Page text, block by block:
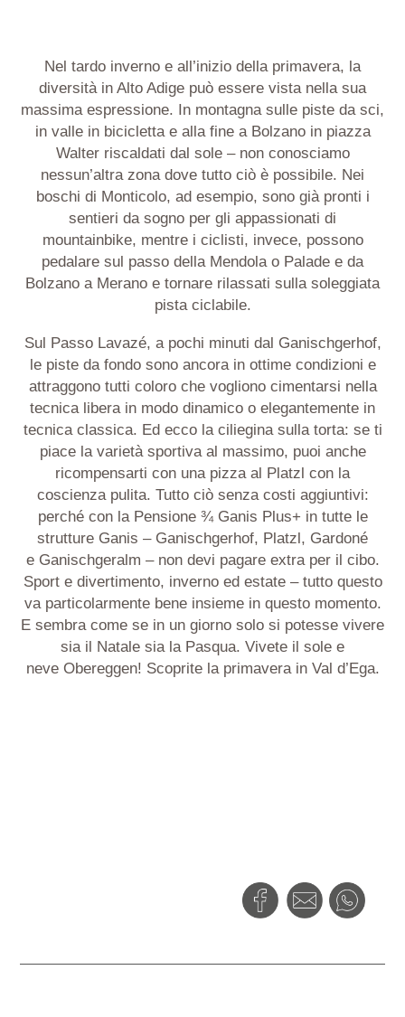
Nel tardo inverno e all’inizio della primavera, la
diversità in Alto Adige può essere vista nella sua
massima espressione. In montagna sulle piste da sci,
in valle in bicicletta e alla fine a Bolzano in piazza
Walter riscaldati dal sole – non conosciamo
nessun’altra zona dove tutto ciò è possibile. Nei
boschi di Monticolo, ad esempio, sono già pronti i
sentieri da sogno per gli appassionati di
mountainbike, mentre i ciclisti, invece, possono
pedalare sul passo della Mendola o Palade e da
Bolzano a Merano e tornare rilassati sulla soleggiata
pista ciclabile.
Sul Passo Lavazé, a pochi minuti dal Ganischgerhof,
le piste da fondo sono ancora in ottime condizioni e
attraggono tutti coloro che vogliono cimentarsi nella
tecnica libera in modo dinamico o elegantemente in
tecnica classica. Ed ecco la ciliegina sulla torta: se ti
piace la varietà sportiva al massimo, puoi anche
ricompensarti con una pizza al Platzl con la
coscienza pulita. Tutto ciò senza costi aggiuntivi:
perché con la Pensione ¾ Ganis Plus+ in tutte le
strutture Ganis – Ganischgerhof, Platzl, Gardoné
e Ganischgeralm – non devi pagare extra per il cibo.
Sport e divertimento, inverno ed estate – tutto questo
va particolarmente bene insieme in questo momento.
E sembra come se in un giorno solo si potesse vivere
sia il Natale sia la Pasqua. Vivete il sole e
neve Obereggen! Scoprite la primavera in Val d’Ega.